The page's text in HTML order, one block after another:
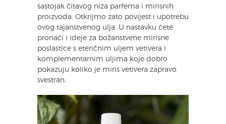
sastojak čitavog niza parfema i mirisnih
proizvoda. Otkrijmo zato povijest i upotrebu
ovog tajanstvenog ulja. U nastavku ćete
pronaći i ideje za božanstvene mirisne
poslastice s eteričnim uljem vetivera i
komplementarnim uljima koje dobro
pokazuju koliko je miris vetivera zapravo
svestran.